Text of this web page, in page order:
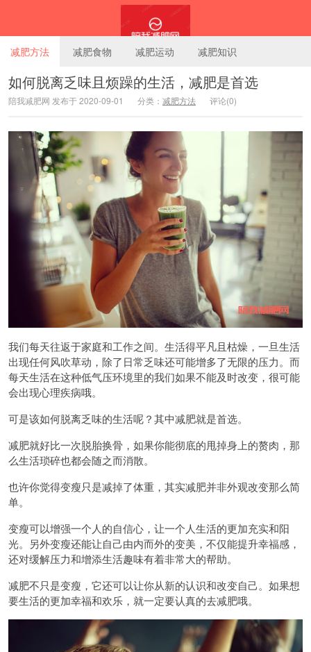
陪我减肥网
减肥方法 减肥食物 减肥运动 减肥知识
如何脱离乏味且烦躁的生活，减肥是首选
陪我减肥网 发布于 2020-09-01 分类： 减肥方法 评论(0)
我们每天往返于家庭和工作之间。生活得平凡且枯燥，一旦生活
出现任何风吹草动，除了日常乏味还可能增多了无限的压力。而
每天生活在这种低气压环境里的我们如果不能及时改变，很可能
会出现心理疾病哦。
可是该如何脱离乏味的生活呢？其中减肥就是首选。
减肥就好比一次脱胎换骨，如果你能彻底的甩掉身上的赘肉，那
么生活琐碎也都会随之而消散。
也许你觉得变瘦只是减掉了体重，其实减肥并非外观改变那么简
单。
变瘦可以增强一个人的自信心，让一个人生活的更加充实和阳
光。另外变瘦还能让自己由内而外的变美，不仅能提升幸福感，
还对缓解压力和增添生活趣味有着非常大的帮助。
减肥不只是变瘦，它还可以让你从新的认识和改变自己。如果想
要生活的更加幸福和欢乐，就一定要认真的去减肥哦。